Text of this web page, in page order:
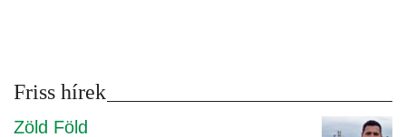
Friss hírek
Zöld Föld